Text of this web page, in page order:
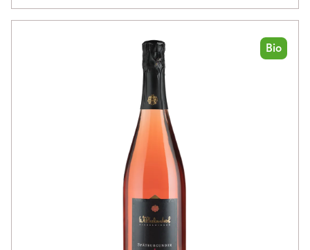
Bio